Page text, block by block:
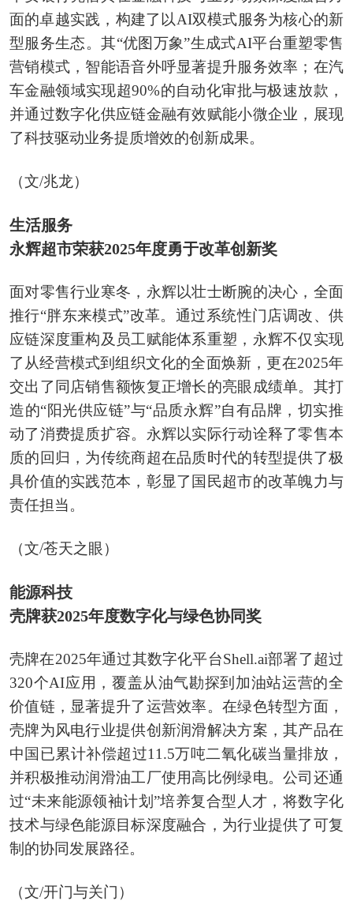
面的卓越实践，构建了以AI双模式服务为核心的新
型服务生态。其“优图万象”生成式AI平台重塑零售
营销模式，智能语音外呼显著提升服务效率；在汽
车金融领域实现超90%的自动化审批与极速放款，
并通过数字化供应链金融有效赋能小微企业，展现
了科技驱动业务提质增效的创新成果。
（文/兆龙）
生活服务
永辉超市荣获2025年度勇于改革创新奖
面对零售行业寒冬，永辉以壮士断腕的决心，全面
推行“胖东来模式”改革。通过系统性门店调改、供
应链深度重构及员工赋能体系重塑，永辉不仅实现
了从经营模式到组织文化的全面焕新，更在2025年
交出了同店销售额恢复正增长的亮眼成绩单。其打
造的“阳光供应链”与“品质永辉”自有品牌，切实推
动了消费提质扩容。永辉以实际行动诠释了零售本
质的回归，为传统商超在品质时代的转型提供了极
具价值的实践范本，彰显了国民超市的改革魄力与
责任担当。
（文/苍天之眼）
能源科技
壳牌获2025年度数字化与绿色协同奖
壳牌在2025年通过其数字化平台Shell.ai部署了超过
320个AI应用，覆盖从油气勘探到加油站运营的全
价值链，显著提升了运营效率。在绿色转型方面，
壳牌为风电行业提供创新润滑解决方案，其产品在
中国已累计补偿超过11.5万吨二氧化碳当量排放，
并积极推动润滑油工厂使用高比例绿电。公司还通
过“未来能源领袖计划”培养复合型人才，将数字化
技术与绿色能源目标深度融合，为行业提供了可复
制的协同发展路径。
（文/开门与关门）